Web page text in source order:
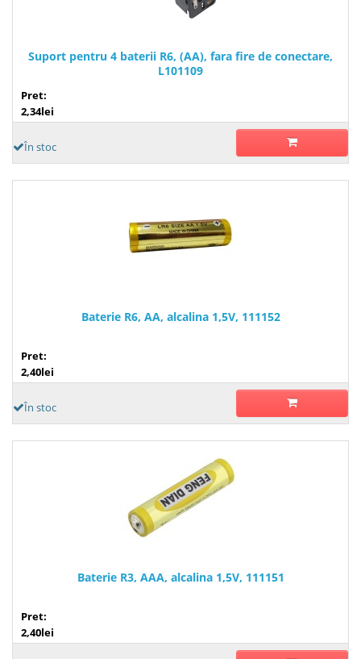
Suport pentru 4 baterii R6, (AA), fara fire de conectare,
L101109
Pret:
2,34lei
În stoc
Baterie R6, AA, alcalina 1,5V, 111152
Pret:
2,40lei
În stoc
Baterie R3, AAA, alcalina 1,5V, 111151
Pret:
2,40lei